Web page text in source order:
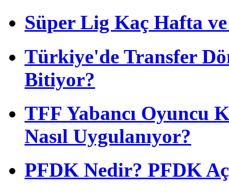
Süper Lig Kaç Hafta
Türkiye'de Transfer
Bitiyor?
TFF Yabancı Oyuncu
Nasıl Uygulanıyor?
PFDK Nedir? PFDK